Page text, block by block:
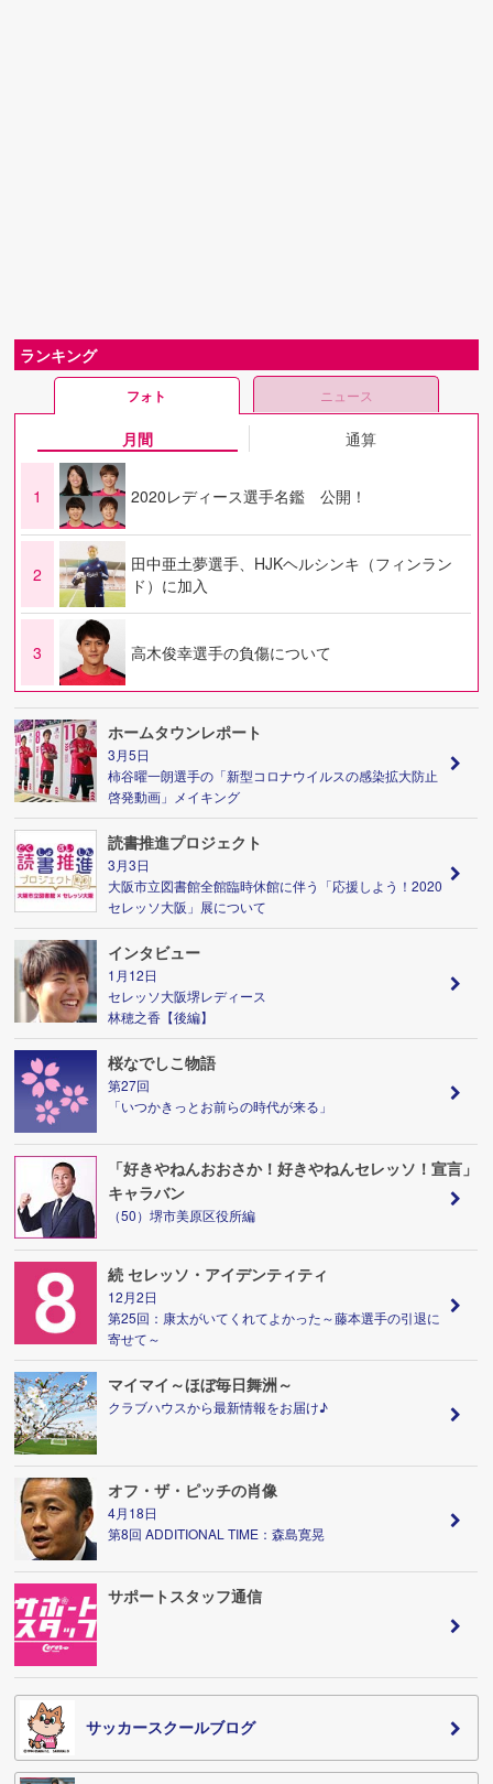
ランキング
フォト ニュース
月間 通算
1 2020レディース選手名鑑 公開！
2
田中亜土夢選手、HJKヘルシンキ（フィンラン
ド）に加入
3 高木俊幸選手の負傷について
ホームタウンレポート
3月5日
柿谷曜一朗選手の「新型コロナウイルスの感染拡大防止
啓発動画」メイキング
読書推進プロジェクト
3月3日
大阪市立図書館全館臨時休館に伴う「応援しよう！2020
セレッソ大阪」展について
インタビュー
1月12日
セレッソ大阪堺レディース
林穂之香【後編】
桜なでしこ物語
第27回
「いつかきっとお前らの時代が来る」
「好きやねんおおさか！好きやねんセレッソ！宣言」
キャラバン
（50）堺市美原区役所編
続 セレッソ・アイデンティティ
12月2日
第25回：康太がいてくれてよかった～藤本選手の引退に
寄せて～
マイマイ～ほぼ毎日舞洲～
クラブハウスから最新情報をお届け♪
オフ・ザ・ピッチの肖像
4月18日
第8回 ADDITIONAL TIME：森島寛晃
サポートスタッフ通信
サッカースクールブログ